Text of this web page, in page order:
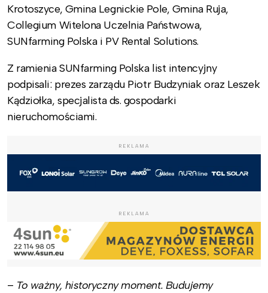
Krotoszyce, Gmina Legnickie Pole, Gmina Ruja,
Collegium Witelona Uczelnia Państwowa,
SUNfarming Polska i PV Rental Solutions.
Z ramienia SUNfarming Polska list intencyjny
podpisali: prezes zarządu Piotr Budzyniak oraz Leszek
Kądziołka, specjalista ds. gospodarki
nieruchomościami.
REKLAMA
REKLAMA
– To ważny, historyczny moment. Budujemy